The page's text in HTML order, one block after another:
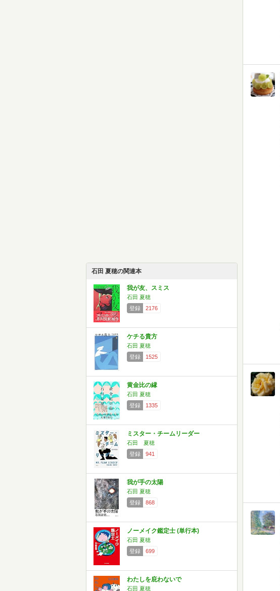
石田 夏穂の関連本
我が友、スミス
石田 夏穂
登録
2176
ケチる貴方
石田 夏穂
登録
1525
黄金比の縁
石田 夏穂
登録
1335
ミスター・チームリーダー
石田 夏穂
登録
941
我が手の太陽
石田 夏穂
登録
868
ノーメイク鑑定士 (単行本)
石田 夏穂
登録
699
わたしを庇わないで
石田 夏穂